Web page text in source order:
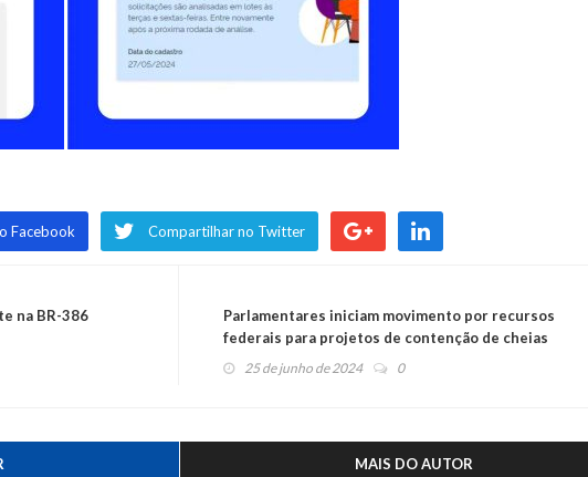
Facebook Compartilhar no Twitter
na BR-386
Parlamentares iniciam movimento por recursos
federais para projetos de contenção de cheias
25 de junho de 2024 0
MAIS DO AUTOR